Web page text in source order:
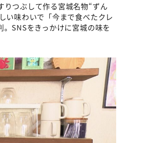
つぶして作る宮城名物“ずん
い味わいで「今まで食べたクレ
SNSをきっかけに宮城の味を